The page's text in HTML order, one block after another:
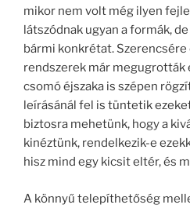
mikor nem volt még ilyen
látszódnak ugyan a formák,
bármi konkrétat. Szerencsére
rendszerek már megugrották
csomó éjszaka is szépen
leírásánál fel is tüntetik
biztosra mehetünk, hogy a
kinéztünk, rendelkezik-e
hisz mind egy kicsit eltér, és
A könnyű telepíthetőség